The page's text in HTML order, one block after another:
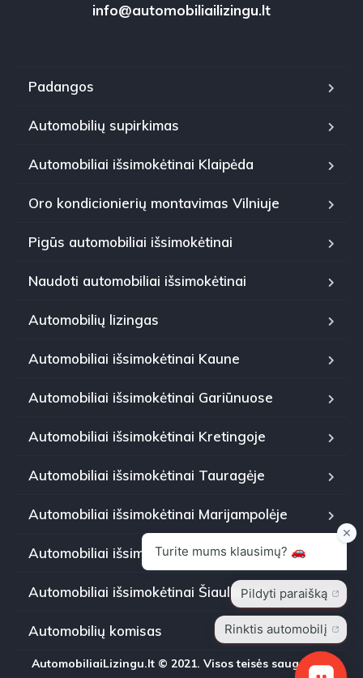
info@automobiliailizingu.lt
Padangos
Automobilių supirkimas
Automobiliai išsimokėtinai Klaipėda
Oro kondicionierių montavimas Vilniuje
Pigūs automobiliai išsimokėtinai
Naudoti automobiliai išsimokėtinai
Automobilių lizingas
Automobiliai išsimokėtinai Kaune
Automobiliai išsimokėtinai Gariūnuose
Automobiliai išsimokėtinai Kretingoje
Automobiliai išsimokėtinai Tauragėje
Automobiliai išsimokėtinai Marijampolėje
Automobiliai išsimokėtinai Panevėžyje
Automobiliai išsimokėtinai Šiauliuose
Automobilių komisas
AutomobiliaiLizingu.lt © 2021. Visos teisės saugomos.